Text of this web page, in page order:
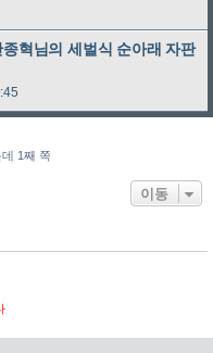
혁님의 세벌식 순아래 자판
1째 쪽
이동